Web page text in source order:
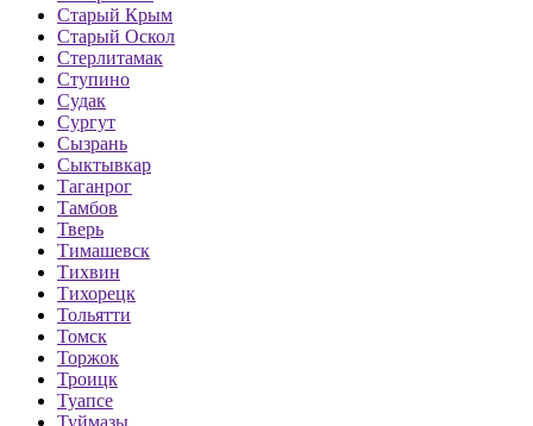
Старый Крым
Старый Оскол
Стерлитамак
Ступино
Судак
Сургут
Сызрань
Сыктывкар
Таганрог
Тамбов
Тверь
Тимашевск
Тихвин
Тихорецк
Тольятти
Томск
Торжок
Троицк
Туапсе